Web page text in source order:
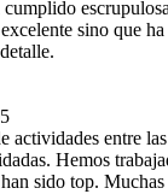
sino que
actividades entre
Hemos
sido top. Muchas